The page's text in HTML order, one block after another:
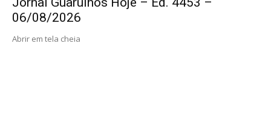
06/08/2026
Abrir em tela cheia